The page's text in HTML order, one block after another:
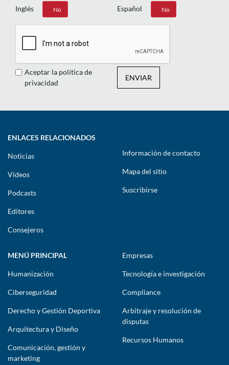
Inglés
Sí No Español
Sí No
Aceptar la política de
privacidad
ENVIAR
ENLACES RELACIONADOS
Noticias
Vídeos
Podcasts
Editores
Consejeros
Información de contacto
Mapa del sitio
Suscribirse
MENÚ PRINCIPAL
Humanización
Ciberseguridad
Derecho y Gestión Deportiva
Arquitectura y Diseño
Comunicación, gestión y
marketing
Empresas
Tecnología e investigación
Compliance
Arbitraje y resolución de
disputas
Recursos Humanos